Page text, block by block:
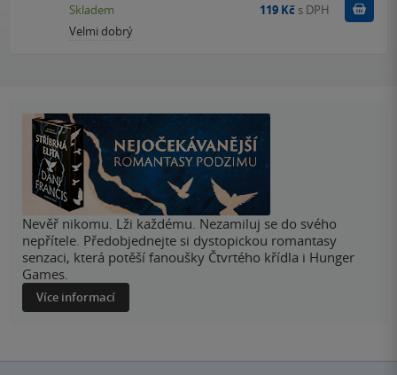
Velmi dobrý
Skladem 119 Kč s DPH
Nevěř nikomu. Lži každému. Nezamiluj se do svého
nepřítele. Předobjednejte si dystopickou romantasy
senzaci, která potěší fanoušky Čtvrtého křídla i Hunger
Games.
Více informací